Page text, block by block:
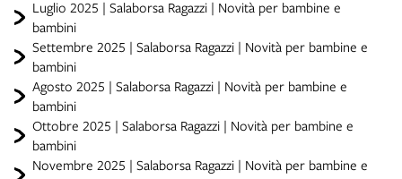
Luglio 2025 | Salaborsa Ragazzi | Novità per bambine e
bambini
Settembre 2025 | Salaborsa Ragazzi | Novità per bambine e
bambini
Agosto 2025 | Salaborsa Ragazzi | Novità per bambine e
bambini
Ottobre 2025 | Salaborsa Ragazzi | Novità per bambine e
bambini
Novembre 2025 | Salaborsa Ragazzi | Novità per bambine e